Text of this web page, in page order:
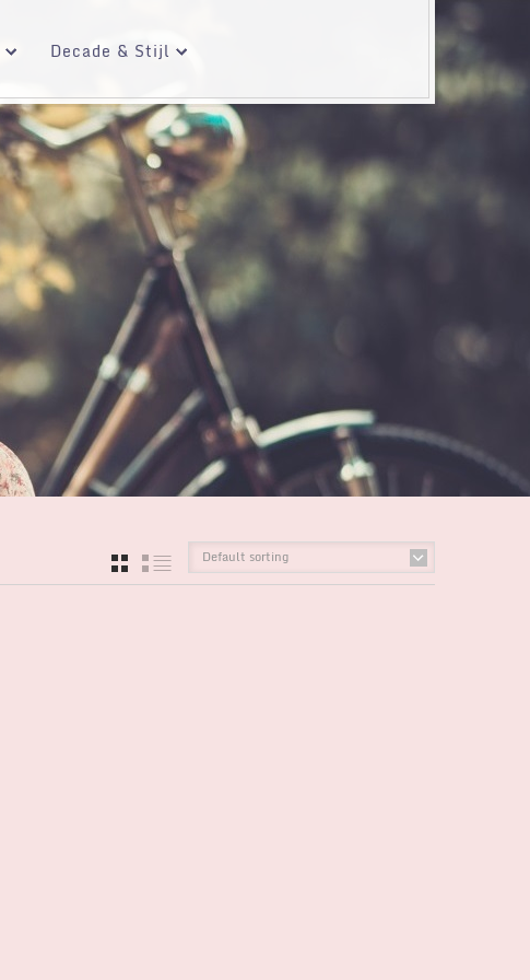
Decade & Stijl
Default sorting
GRID LIST